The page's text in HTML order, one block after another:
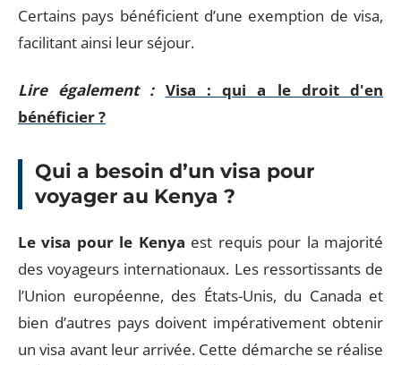
Certains pays bénéficient d’une exemption de visa,
facilitant ainsi leur séjour.
Lire également : Visa : qui a le droit d'en
bénéficier ?
Qui a besoin d’un visa pour
voyager au Kenya ?
Le visa pour le Kenya est requis pour la majorité
des voyageurs internationaux. Les ressortissants de
l’Union européenne, des États-Unis, du Canada et
bien d’autres pays doivent impérativement obtenir
un visa avant leur arrivée. Cette démarche se réalise